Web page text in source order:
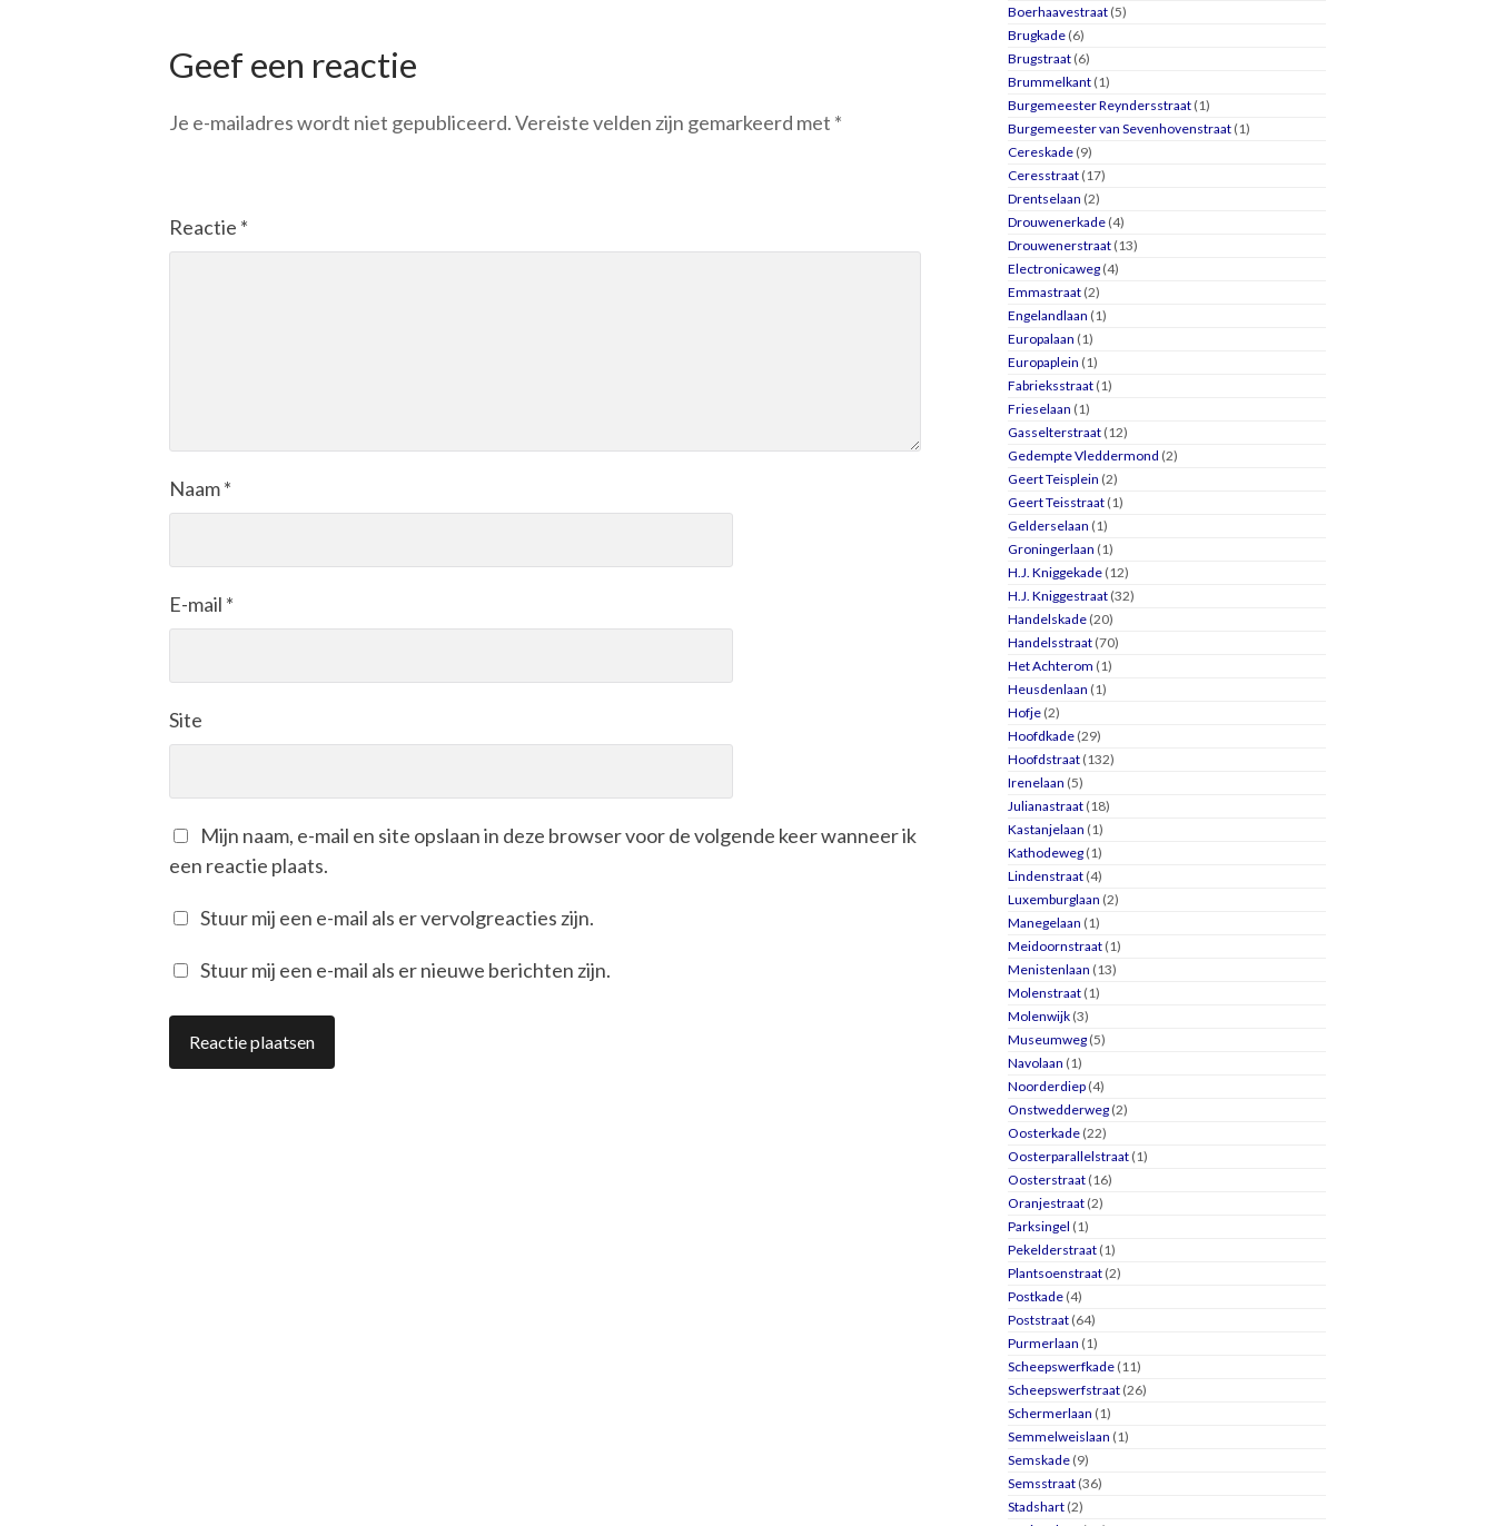
Geef een reactie
Je e-mailadres wordt niet gepubliceerd.Vereiste velden zijn gemarkeerd met *
Reactie *
Naam*
E-mail *
Site
Mijn naam, e-mail en site opslaan in deze browser voor de volgende keer wanneer ik
een reactie plaats.
Stuur mij een e-mail als er vervolgreacties zijn.
Stuur mij een e-mail als er nieuwe berichten zijn.
Boerhaavestraat (5)
Brugkade (6)
Brugstraat (6)
Brummelkant (1)
Burgemeester Reyndersstraat (1)
Burgemeester van Sevenhovenstraat (1)
Cereskade (9)
Ceresstraat (17)
Drentselaan (2)
Drouwenerkade (4)
Drouwenerstraat (13)
Electronicaweg (4)
Emmastraat (2)
Engelandlaan (1)
Europalaan (1)
Europaplein (1)
Fabrieksstraat (1)
Frieselaan (1)
Gasselterstraat (12)
Gedempte Vleddermond (2)
Geert Teisplein (2)
Geert Teisstraat (1)
Gelderselaan (1)
Groningerlaan (1)
H.J. Kniggekade (12)
H.J. Kniggestraat (32)
Handelskade (20)
Handelsstraat (70)
Het Achterom (1)
Heusdenlaan (1)
Hofje (2)
Hoofdkade (29)
Hoofdstraat (132)
Irenelaan (5)
Julianastraat (18)
Kastanjelaan (1)
Kathodeweg (1)
Lindenstraat (4)
Luxemburglaan (2)
Manegelaan (1)
Meidoornstraat (1)
Menistenlaan (13)
Molenstraat (1)
Molenwijk (3)
Museumweg (5)
Navolaan (1)
Noorderdiep (4)
Onstwedderweg (2)
Oosterkade (22)
Oosterparallelstraat (1)
Oosterstraat (16)
Oranjestraat (2)
Parksingel (1)
Pekelderstraat (1)
Plantsoenstraat (2)
Postkade (4)
Poststraat (64)
Purmerlaan (1)
Scheepswerfkade (11)
Scheepswerfstraat (26)
Schermerlaan (1)
Semmelweislaan (1)
Semskade (9)
Semsstraat (36)
Stadshart (2)